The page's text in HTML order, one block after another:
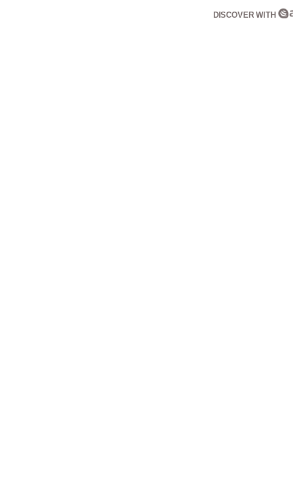
DISCOVER WITH